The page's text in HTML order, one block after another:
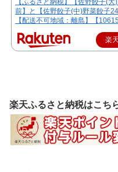
前】と【佐野餃子(中)野菜餃子24
【配送不可地域：離島】【
楽
楽天ふるさと納税はこち